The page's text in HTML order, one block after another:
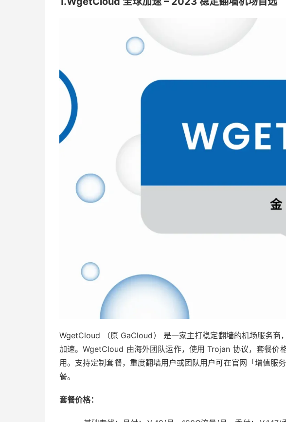
WgetCloud （原 GaCloud） 是一家主打稳定翻墙的机场服务
加速。WgetCloud 由海外团队运作，使用 Trojan 协议，套餐价
用。支持定制套餐，重度翻墙用户或团队用户可在官网「增值服
餐。
套餐价格：